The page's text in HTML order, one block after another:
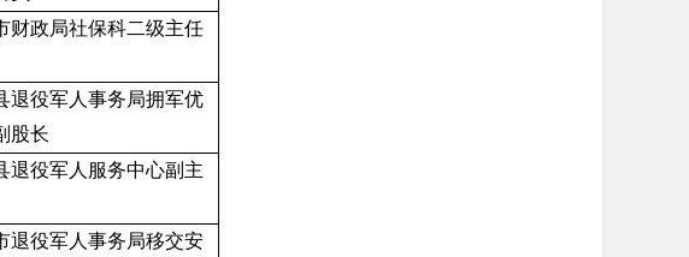
财政局社保科二级主任
退役军人事务局拥军优
股长
退役军人服务中心副主
退役军人事务局移交安